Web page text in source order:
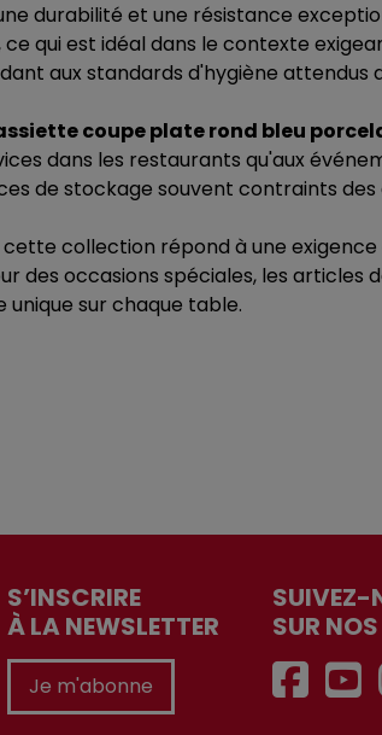
durabilité et une résistance
qui est idéal dans le contexte
aux standards d'hygiène attendus
coupe plate rond bleu
dans les restaurants qu'aux
de stockage souvent contraints des
collection répond à une
des occasions spéciales, les articles
sur chaque table.
S’INSCRIRE
À LA NEWSLETTER
Je m'abonne
SUIVEZ-
SUR